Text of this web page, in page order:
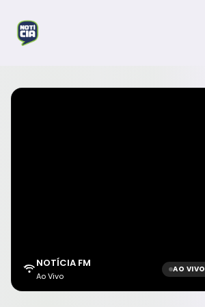
NOTÍCIA FM
Ao Vivo
AO VIVO